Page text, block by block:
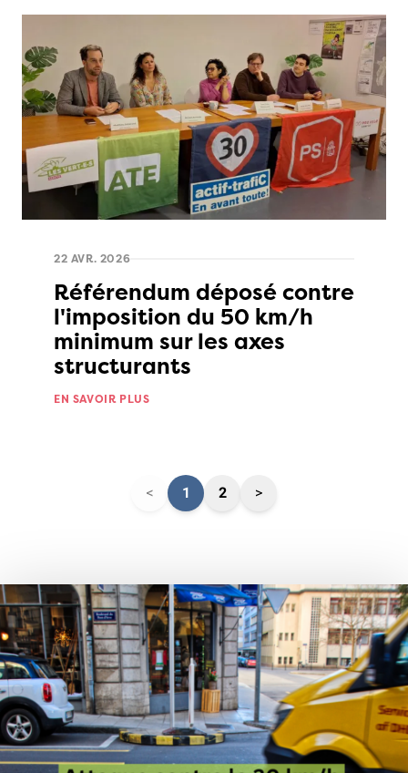
22 AVR. 2026
Référendum déposé contre
l'imposition du 50 km/h
minimum sur les axes
structurants
EN SAVOIR PLUS
< 1 2 >